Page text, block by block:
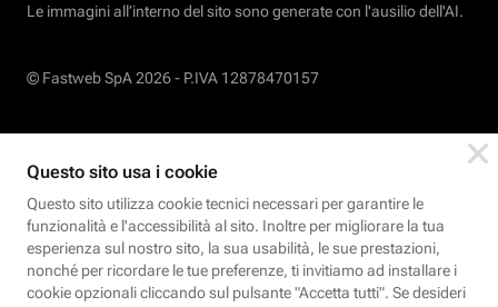
Le immagini all’interno del sito sono generate con l'ausilio dell'AI.
© Fastweb SpA 2026 - P.IVA 12878470157